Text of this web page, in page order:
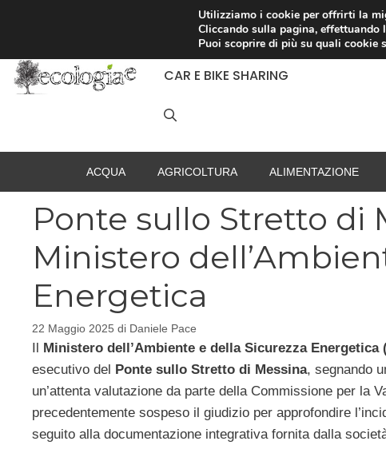
RACCOLTA DIFFERENZIATA
CAR E BIKE SHARING
ACQUA AGRICOLTURA ALIMENTAZIONE
Ponte sullo Stretto di
Ministero
Energetica
22 Maggio 2025 di Daniele Pace
Ministero dell’Ambiente e della Sicurezza Energetica
esecutivo del
Ponte sullo Stretto di Messina, segnando
un’attenta valutazione da parte della Commissione per la
precedentemente sospeso il giudizio per approfondire
seguito alla documentazione integrativa fornita dalla
Utilizziamo i cookie per offrirti la
Cliccando sulla pagina,
Puoi scoprire di più su quali